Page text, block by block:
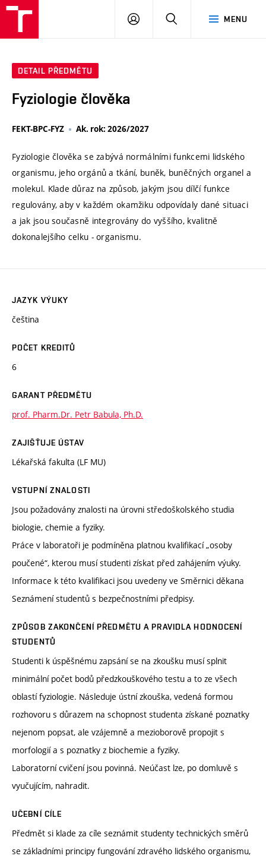
MENU
PŘIHLÁSIT
DETAIL PŘEDMĚTU
Fyziologie člověka
FEKT-BPC-FYZ Ak. rok: 2026/2027
Fyziologie člověka se zabývá normálními funkcemi lidského
organismu, jeho orgánů a tkání, buněk, buněčných organel a
molekul. Klade důraz na způsob, jakým jsou dílčí funkce
regulovány, aby v každém okamžiku odpovídaly dané situaci
a jak jsou současně integrovány do vyššího, kvalitně
dokonalejšího celku - organismu.
JAZYK VÝUKY
čeština
POČET KREDITŮ
6
GARANT PŘEDMĚTU
prof. Pharm.Dr. Petr Babula, Ph.D.
ZAJIŠŤUJE ÚSTAV
Lékařská fakulta (LF MU)
VSTUPNÍ ZNALOSTI
Jsou požadovány znalosti na úrovni středoškolského studia
biologie, chemie a fyziky.
Práce v laboratoři je podmíněna platnou kvalifikací „osoby
poučené“, kterou musí studenti získat před zahájením výuky.
Informace k této kvalifikaci jsou uvedeny ve Směrnici děkana
Seznámení studentů s bezpečnostními předpisy.
ZPŮSOB ZAKONČENÍ PŘEDMĚTU A PRAVIDLA HODNOCENÍ
STUDENTŮ
Studenti k úspěšnému zapsání se na zkoušku musí splnit
minimální počet bodů předzkouškového testu a to ze všech
oblastí fyziologie. Následuje ústní zkouška, vedená formou
rozhovoru s důrazem na schopnost studenta získané poznatky
nejenom popsat, ale vzájemně a mezioborově propojit s
morfologií a s poznatky z biochemie a fyziky.
Laboratorní cvičení jsou povinná. Neúčast lze, po domluvě s
vyučujícím, nahradit.
UČEBNÍ CÍLE
Předmět si klade za cíle seznámit studenty technických směrů
se základními principy fungování zdravého lidského organismu,